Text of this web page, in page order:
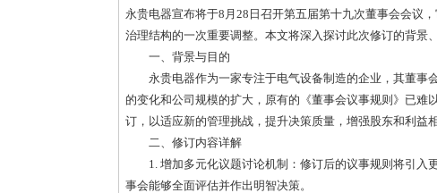
永贵电器宣布将于8月28日召开第五届第十九次董事会会议
治理结构的一次重要调整。本文将深入探讨此次修订的背景
一、背景与目的
永贵电器作为一家专注于电气设备制造的企业，其董事
的变化和公司规模的扩大，原有的《董事会议事规则》已
订，以适应新的管理挑战，提升决策质量，增强股东和利益
二、修订内容详解
1. 增加多元化议题讨论机制：修订后的议事规则将引
事会能够全面评估并作出明智决策。